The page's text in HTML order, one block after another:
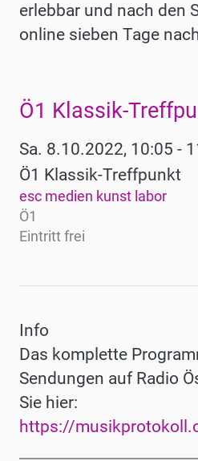
erlebbar und nach den
online sieben Tage
Werke
Ö1 Klassik-
Sa. 8.10.2022, 10:05 -
Ö1 Klassik-Treffpunkt
esc medien kunst labor
Ö1
Eintritt frei
Info
Das komplette
Sendungen auf Radio
Sie hier:
https://